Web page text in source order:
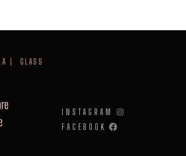
| GLASS
INSTAGRAM
FACEBOOK